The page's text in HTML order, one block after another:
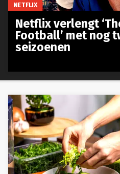
NETFLIX
Netflix verlengt
Football’ met nog
seizoenen